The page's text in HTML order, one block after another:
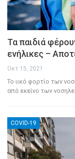
Τα παιδιά
ενήλικες –
Οκτ 15, 2021
Το ιικό φορτίο των
από εκείνο των
COVID-19